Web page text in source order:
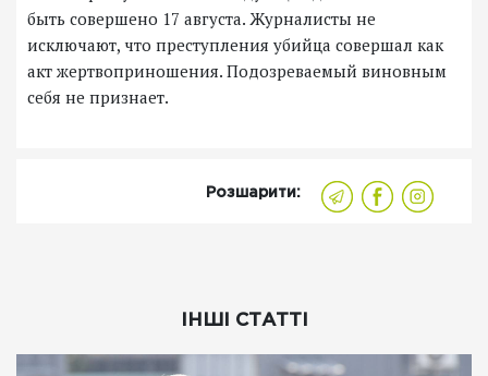
быть совершено 17 августа. Журналисты не
исключают, что преступления убийца совершал как
акт жертвоприношения. Подозреваемый виновным
себя не признает.
Розшарити:
ІНШІ СТАТТІ